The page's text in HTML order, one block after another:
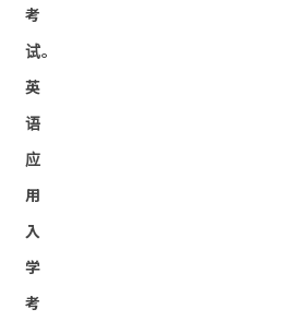
考
试。
英
语
应
用
入
学
考